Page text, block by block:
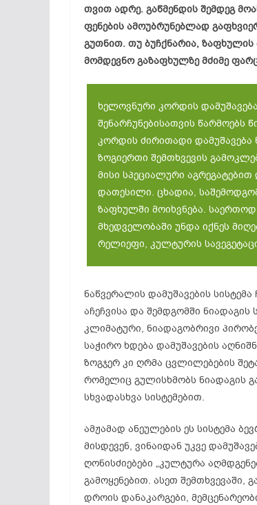
თვით ადრე. გაწმენდის შემდეგ
ფენების ამოუბრუნებლად
გუთნით. თუ ბუჩქნარია, ზაფხულის
მომდევნო გაზაფხულზე მძიმე
ხელოვნური კორდის
შენარჩუნებისათვის წარმოებს
კორდის ძირითადი დამუშავება
ზოგიერთი შემთხვევის
მისი სპეციალური
დათესილი. ცხადია,
ზაფხულში მოიხვნება.
მხედველობაში უნდა იქნეს
რელიეფი, კულტურის
ნაწვერალის დამუშავების
აჩეჩვისა და შემდგომში
კლიმატური, ნიადაგობრივი
საჭირო ხდება დამუშავების
ზოგჯერ კი ღრმა ცვლილებების
რომელიც გულისხმობს ნიადაგის
სხვადასხვა სისტემებით.
ამჟამად ანეულების ეს სისტემა
მისდევენ, ვინაიდან უკვე
ღონისძიებები „კულტურა
გამოყენებით. ასეთ შემთხვევაში,
დროის დანაკარგები,